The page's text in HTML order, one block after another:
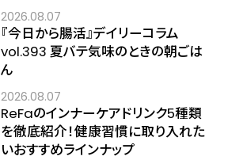
2026.08.07
『今日から腸活』デイリーコラム
vol.393 夏バテ気味のときの朝ごは
ん
2026.08.07
ReFaのインナーケアドリンク5種類
を徹底紹介！健康習慣に取り入れた
いおすすめラインナップ